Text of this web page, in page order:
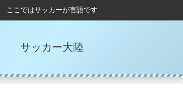
ここではサッカーが言語です
サッカー大陸